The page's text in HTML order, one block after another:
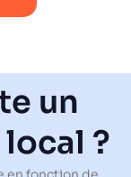
un
?